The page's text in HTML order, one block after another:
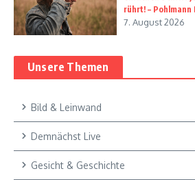
rührt! – Pohlmann
7. August 2026
Unsere Themen
Bild & Leinwand
Demnächst Live
Gesicht & Geschichte